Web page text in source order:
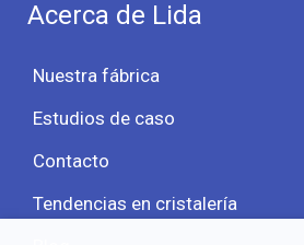
Acerca de Lida
Nuestra fábrica
Estudios de caso
Contacto
Tendencias en cristalería